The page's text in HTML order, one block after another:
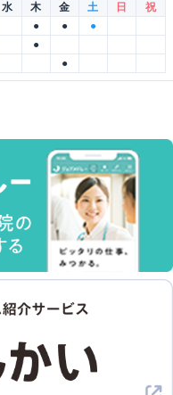
水 木 金 土 日
祝
● ●
●
●
●